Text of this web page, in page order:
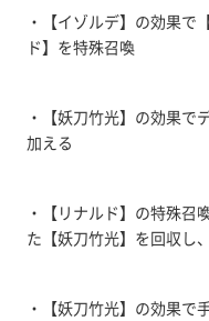
・【イゾルデ】の効果で
ド】を特殊召喚
・【妖刀竹光】の効果で
加える
・【リナルド】の特殊召
た【妖刀竹光】を回収し
・【妖刀竹光】の効果で